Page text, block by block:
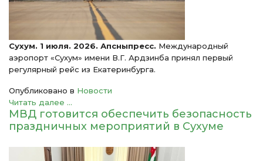
Сухум. 1 июля. 2026. Апсныпресс. Международный
аэропорт «Сухум» имени В.Г. Ардзинба принял первый
регулярный рейс из Екатеринбурга.
Опубликовано в Новости
Читать далее ...
МВД готовится обеспечить безопасность
праздничных мероприятий в Сухуме